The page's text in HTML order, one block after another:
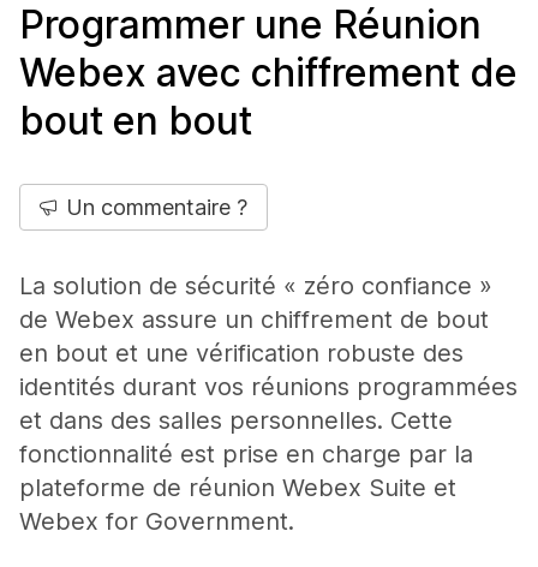
Programmer une Réunion
Webex avec chiffrement de
bout en bout
Un commentaire ?
La solution de sécurité « zéro confiance »
de Webex assure un chiffrement de bout
en bout et une vérification robuste des
identités durant vos réunions programmées
et dans des salles personnelles. Cette
fonctionnalité est prise en charge par la
plateforme de réunion Webex Suite et
Webex for Government.